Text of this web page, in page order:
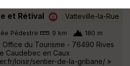
et Rétival
Vatteville-la-Rue
Pédestre 9 km 180 m
Office du Tourisme - 76490 Rives
Caudebec en Caux
loisir/sentier-de-la-gribane/ »